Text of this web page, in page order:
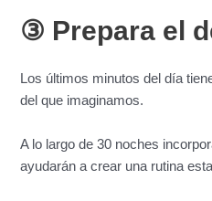
③ Prepara el
Los últimos minutos del día
del que imaginamos.
A lo largo de 30 noches
ayudarán a crear una rutina